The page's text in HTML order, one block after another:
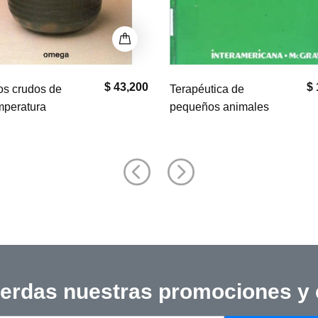
$ 100,000
de
animales
Diagnóstico por Imagen en
Pequeños Animales
nuestras promociones y